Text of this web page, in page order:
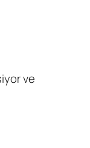
ve